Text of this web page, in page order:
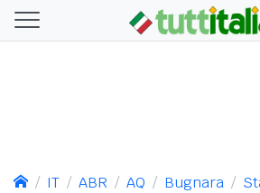
IT ABR AQ Bugnara